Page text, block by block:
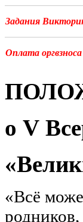
о V
«Всё